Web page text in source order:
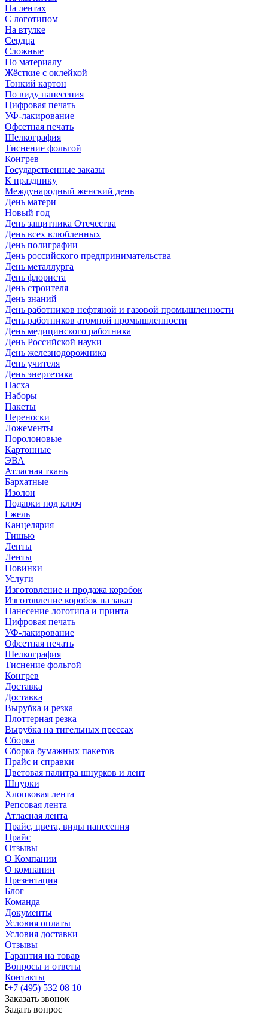
На лентах
С логотипом
На втулке
Сердца
Сложные
По материалу
Жёсткие с оклейкой
Тонкий картон
По виду нанесения
Цифровая печать
УФ-лакирование
Офсетная печать
Шелкография
Тиснение фольгой
Конгрев
Государственные заказы
К празднику
Международный женский день
День матери
Новый год
День защитника Отечества
День всех влюбленных
День полиграфии
День российского предпринимательства
День металлурга
День флориста
День строителя
День знаний
День работников нефтяной и газовой промышленности
День работников атомной промышленности
День медицинского работника
День Российской науки
День железнодорожника
День учителя
День энергетика
Пасха
Наборы
Пакеты
Переноски
Ложементы
Поролоновые
Картонные
ЭВА
Атласная ткань
Бархатные
Изолон
Подарки под ключ
Гжель
Канцелярия
Тишью
Ленты
Ленты
Новинки
Услуги
Изготовление и продажа коробок
Изготовление коробок на заказ
Нанесение логотипа и принта
Цифровая печать
УФ-лакирование
Офсетная печать
Шелкография
Тиснение фольгой
Конгрев
Доставка
Доставка
Вырубка и резка
Плоттерная резка
Вырубка на тигельных прессах
Сборка
Сборка бумажных пакетов
Прайс и справки
Цветовая палитра шнурков и лент
Шнурки
Хлопковая лента
Репсовая лента
Атласная лента
Прайс, цвета, виды нанесения
Прайс
Отзывы
О Компании
О компании
Презентация
Блог
Команда
Документы
Условия оплаты
Условия доставки
Отзывы
Гарантия на товар
Вопросы и ответы
Контакты
+7 (495) 532 08 10
Заказать звонок
Задать вопрос